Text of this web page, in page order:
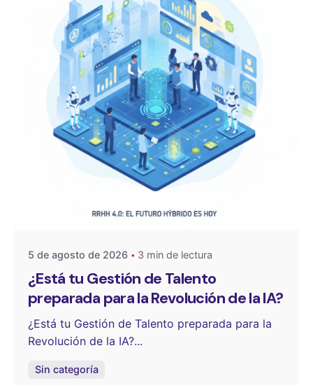
OneSelect
5 de agosto de 2026 3 min de lectura
¿Está tu Gestión de Talento
preparada para la Revolución de la IA?
¿Está tu Gestión de Talento preparada para la
Revolución de la IA?...
Sin categoría